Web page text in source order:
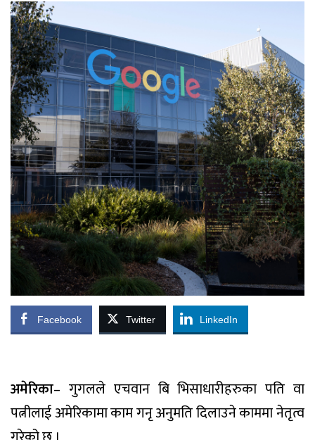
Facebook Twitter LinkedIn
अमेरिका– गुगलले एचवान बि भिसाधारीहरुका पति वा
पत्नीलाई अमेरिकामा काम गनृ अनुमति दिलाउने काममा नेतृत्व